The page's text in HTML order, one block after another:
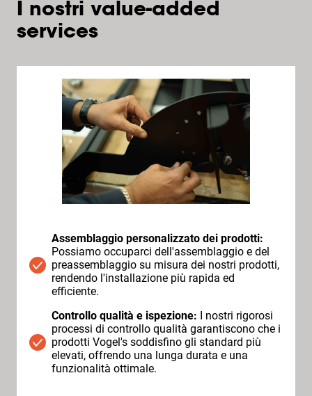
I nostri value-added
services
Assemblaggio personalizzato dei prodotti:
Possiamo occuparci dell'assemblaggio e del
preassemblaggio su misura dei nostri prodotti,
rendendo l'installazione più rapida ed
efficiente.
Controllo qualità e ispezione: I nostri rigorosi
processi di controllo qualità garantiscono che i
prodotti Vogel's soddisfino gli standard più
elevati, offrendo una lunga durata e una
funzionalità ottimale.